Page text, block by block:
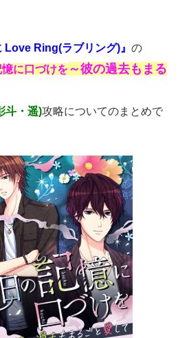
Love Ring(ラブリング)』 の
憶に口づけを～彼の過去もまる
斗・遥)攻略についてのまとめで